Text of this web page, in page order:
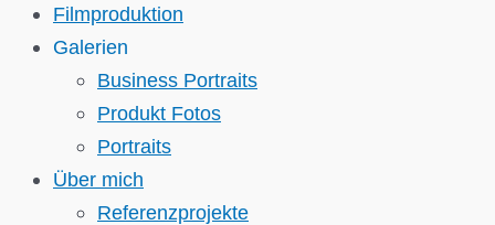
Filmproduktion
Galerien
Business Portraits
Produkt Fotos
Portraits
Über mich
Referenzprojekte